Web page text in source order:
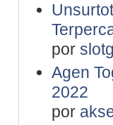
por
Agen
2022
por